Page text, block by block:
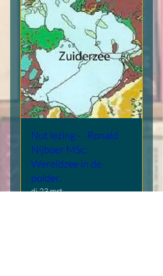
Nut lezing - . Ronald
Nijboer MSc:
Wereldzee in de
polder.
di 23 mrt